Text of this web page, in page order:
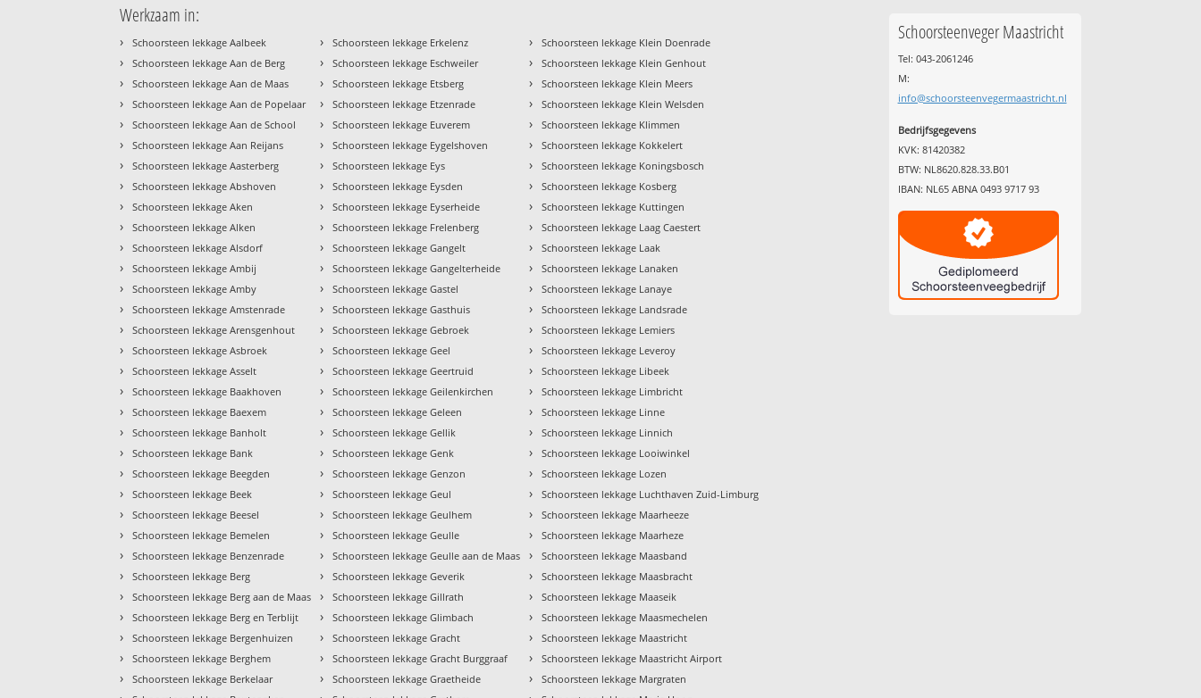
Werkzaam in:
› Schoorsteen lekkage Aalbeek
› Schoorsteen lekkage Aan de Berg
› Schoorsteen lekkage Aan de Maas
› Schoorsteen lekkage Aan de Popelaar
› Schoorsteen lekkage Aan de School
› Schoorsteen lekkage Aan Reijans
› Schoorsteen lekkage Aasterberg
› Schoorsteen lekkage Abshoven
› Schoorsteen lekkage Aken
› Schoorsteen lekkage Alken
› Schoorsteen lekkage Alsdorf
› Schoorsteen lekkage Ambij
› Schoorsteen lekkage Amby
› Schoorsteen lekkage Amstenrade
› Schoorsteen lekkage Arensgenhout
› Schoorsteen lekkage Asbroek
› Schoorsteen lekkage Asselt
› Schoorsteen lekkage Baakhoven
› Schoorsteen lekkage Baexem
› Schoorsteen lekkage Banholt
› Schoorsteen lekkage Bank
› Schoorsteen lekkage Beegden
› Schoorsteen lekkage Beek
› Schoorsteen lekkage Beesel
› Schoorsteen lekkage Bemelen
› Schoorsteen lekkage Benzenrade
› Schoorsteen lekkage Berg
› Schoorsteen lekkage Berg aan de Maas
› Schoorsteen lekkage Berg en Terblijt
› Schoorsteen lekkage Bergenhuizen
› Schoorsteen lekkage Berghem
› Schoorsteen lekkage Berkelaar
› Schoorsteen lekkage Erkelenz
› Schoorsteen lekkage Eschweiler
› Schoorsteen lekkage Etsberg
› Schoorsteen lekkage Etzenrade
› Schoorsteen lekkage Euverem
› Schoorsteen lekkage Eygelshoven
› Schoorsteen lekkage Eys
› Schoorsteen lekkage Eysden
› Schoorsteen lekkage Eyserheide
› Schoorsteen lekkage Frelenberg
› Schoorsteen lekkage Gangelt
› Schoorsteen lekkage Gangelterheide
› Schoorsteen lekkage Gastel
› Schoorsteen lekkage Gasthuis
› Schoorsteen lekkage Gebroek
› Schoorsteen lekkage Geel
› Schoorsteen lekkage Geertruid
› Schoorsteen lekkage Geilenkirchen
› Schoorsteen lekkage Geleen
› Schoorsteen lekkage Gellik
› Schoorsteen lekkage Genk
› Schoorsteen lekkage Genzon
› Schoorsteen lekkage Geul
› Schoorsteen lekkage Geulhem
› Schoorsteen lekkage Geulle
› Schoorsteen lekkage Geulle aan de Maas
› Schoorsteen lekkage Geverik
› Schoorsteen lekkage Gillrath
› Schoorsteen lekkage Glimbach
› Schoorsteen lekkage Gracht
› Schoorsteen lekkage Gracht Burggraaf
› Schoorsteen lekkage Graetheide
› Schoorsteen lekkage Klein Doenrade
› Schoorsteen lekkage Klein Genhout
› Schoorsteen lekkage Klein Meers
› Schoorsteen lekkage Klein Welsden
› Schoorsteen lekkage Klimmen
› Schoorsteen lekkage Kokkelert
› Schoorsteen lekkage Koningsbosch
› Schoorsteen lekkage Kosberg
› Schoorsteen lekkage Kuttingen
› Schoorsteen lekkage Laag Caestert
› Schoorsteen lekkage Laak
› Schoorsteen lekkage Lanaken
› Schoorsteen lekkage Lanaye
› Schoorsteen lekkage Landsrade
› Schoorsteen lekkage Lemiers
› Schoorsteen lekkage Leveroy
› Schoorsteen lekkage Libeek
› Schoorsteen lekkage Limbricht
› Schoorsteen lekkage Linne
› Schoorsteen lekkage Linnich
› Schoorsteen lekkage Looiwinkel
› Schoorsteen lekkage Lozen
› Schoorsteen lekkage Luchthaven Zuid-Limburg
› Schoorsteen lekkage Maarheeze
› Schoorsteen lekkage Maarheze
› Schoorsteen lekkage Maasband
› Schoorsteen lekkage Maasbracht
› Schoorsteen lekkage Maaseik
› Schoorsteen lekkage Maasmechelen
› Schoorsteen lekkage Maastricht
› Schoorsteen lekkage Maastricht Airport
› Schoorsteen lekkage Margraten
Schoorsteenveger Maastricht
Tel: 043-2061246
M:
info@schoorsteenvegermaastricht.nl
Bedrijfsgegevens
KVK: 81420382
BTW: NL8620.828.33.B01
IBAN: NL65 ABNA 0493 9717 93